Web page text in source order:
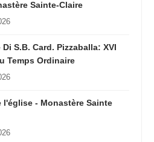
Sainte-Claire
S.B. Card. Pizzaballa: XVI
Temps Ordinaire
l'église - Monastère Sainte